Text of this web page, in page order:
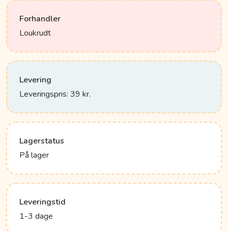
Forhandler
Loukrudt
Levering
Leveringspris: 39 kr.
Lagerstatus
På lager
Leveringstid
1-3 dage